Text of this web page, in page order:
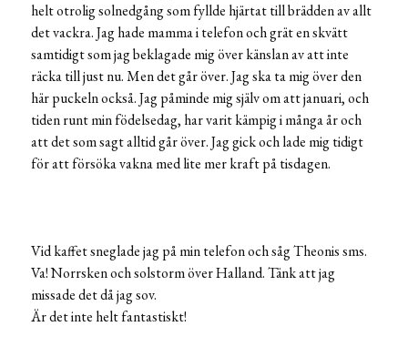
helt otrolig solnedgång som fyllde hjärtat till brädden av allt
det vackra. Jag hade mamma i telefon och grät en skvätt
samtidigt som jag beklagade mig över känslan av att inte
räcka till just nu. Men det går över. Jag ska ta mig över den
här puckeln också. Jag påminde mig själv om att januari, och
tiden runt min födelsedag, har varit kämpig i många år och
att det som sagt alltid går över. Jag gick och lade mig tidigt
för att försöka vakna med lite mer kraft på tisdagen.
Vid kaffet sneglade jag på min telefon och såg Theonis sms.
Va! Norrsken och solstorm över Halland. Tänk att jag
missade det då jag sov.
Är det inte helt fantastiskt!